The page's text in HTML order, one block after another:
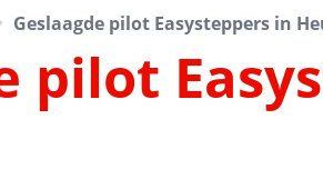
Geslaagde pilot Easysteppers in
pilot